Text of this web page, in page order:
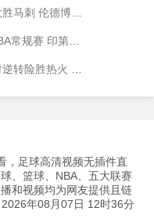
11分8板2帽 李贤重11分
84-68拉斯维加斯王牌 全场集锦
尔26+8 沃特森补篮绝杀
，足球高清视频无插件直
、篮球、NBA、五大联赛
和视频均为网友提供且链
年08月07日 12时36分